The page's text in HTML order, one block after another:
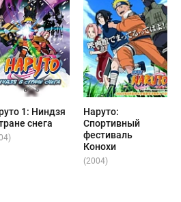
1: Ниндзя
снега
Наруто:
Спортивный
фестиваль
Конохи
(2004)